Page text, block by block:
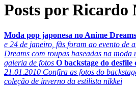
Posts por
Moda pop japonesa no Anime
e 24 de janeiro, fãs foram ao evento de
Dreams com roupas baseadas na
galeria de fotos O backstage do
21.01.2010 Confira as fotos do
coleção de inverno da estilista nikkei